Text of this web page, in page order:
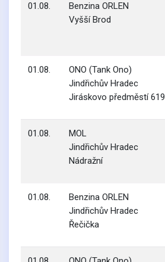
01.08.
Benzina ORLEN
Vyšší Brod
01.08.
ONO (Tank Ono)
Jindřichův Hradec
Jiráskovo předměstí 619
01.08.
MOL
Jindřichův Hradec
Nádražní
01.08.
Benzina ORLEN
Jindřichův Hradec
Řečička